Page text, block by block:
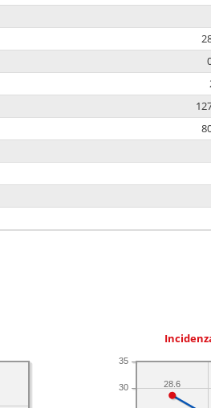
30
35
28.6